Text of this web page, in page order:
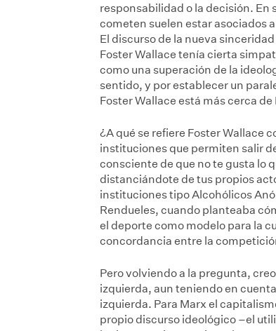
responsabilidad o la decisión. En
cometen suelen estar asociados
El discurso de la nueva
Foster Wallace tenía cierta
como una superación de la
sentido, y por establecer un
Foster Wallace está más cerca
¿A qué se refiere Foster Wallace
instituciones que permiten salir
consciente de que no te gusta lo
distanciándote de tus propios
instituciones tipo Alcohólicos
Rendueles, cuando planteaba
el deporte como modelo para la
concordancia entre la
Pero volviendo a la pregunta,
izquierda, aun teniendo en
izquierda. Para Marx el
propio discurso ideológico –el